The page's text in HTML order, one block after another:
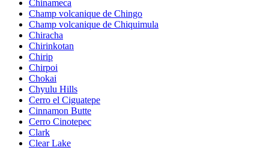
Chinameca
Champ volcanique de Chingo
Champ volcanique de Chiquimula
Chiracha
Chirinkotan
Chirip
Chirpoi
Chokai
Chyulu Hills
Cerro el Ciguatepe
Cinnamon Butte
Cerro Cinotepec
Clark
Clear Lake